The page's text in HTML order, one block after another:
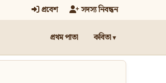
প্রবেশ সদস্য নিবন্ধন
প্রথম পাতা কবিতা